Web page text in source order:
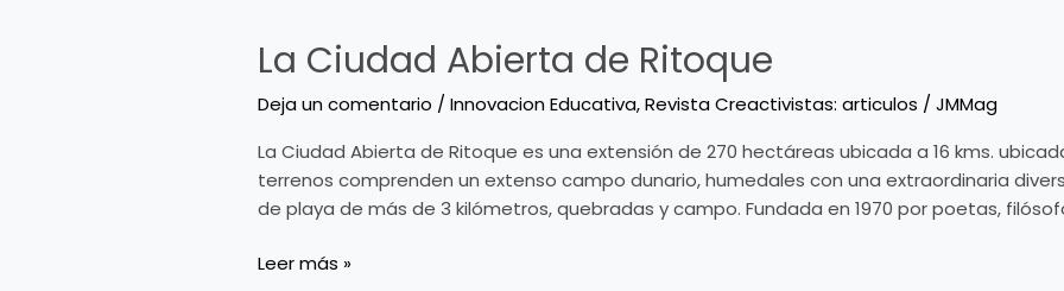
La Ciudad Abierta de Ritoque
Deja un comentario /Innovacion Educativa,Revista Creactivistas: articulos /JMMag
La Ciudad Abierta de Ritoque es una extensión de 270 hectáreas ubicada a 16 kms.
terrenos comprenden un extenso campo dunario, humedales con una extraordinaria
de playa de más de 3 kilómetros, quebradas y campo. Fundada en 1970 por poetas,
La
Ciudad
Abierta
Ritoque
Leer más »